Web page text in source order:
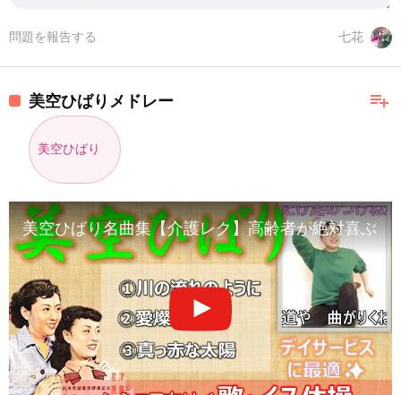
七花
問題を報告する
playlist_add
美空ひばりメドレー
美空ひばり
美空ひばり名曲集【介護レク】高齢者が絶対喜ぶイ